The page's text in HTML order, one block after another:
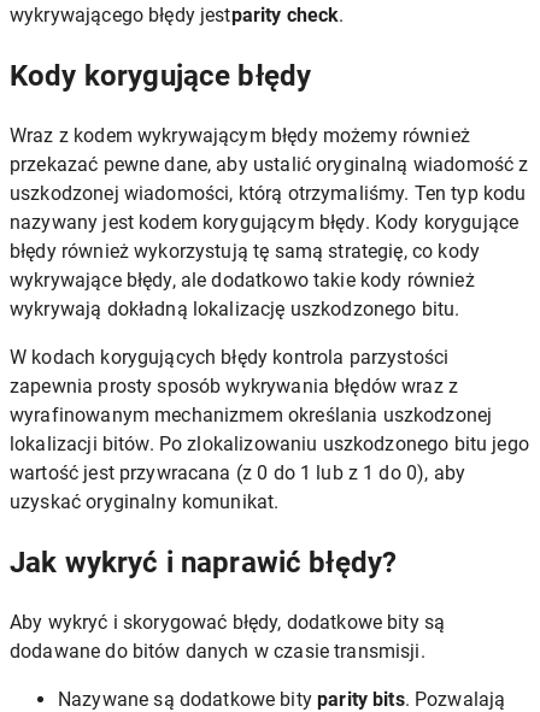
wykrywającego błędy jestparity check.
Kody korygujące błędy
Wraz z kodem wykrywającym błędy możemy również
przekazać pewne dane, aby ustalić oryginalną wiadomość z
uszkodzonej wiadomości, którą otrzymaliśmy. Ten typ kodu
nazywany jest kodem korygującym błędy. Kody korygujące
błędy również wykorzystują tę samą strategię, co kody
wykrywające błędy, ale dodatkowo takie kody również
wykrywają dokładną lokalizację uszkodzonego bitu.
W kodach korygujących błędy kontrola parzystości
zapewnia prosty sposób wykrywania błędów wraz z
wyrafinowanym mechanizmem określania uszkodzonej
lokalizacji bitów. Po zlokalizowaniu uszkodzonego bitu jego
wartość jest przywracana (z 0 do 1 lub z 1 do 0), aby
uzyskać oryginalny komunikat.
Jak wykryć i naprawić błędy?
Aby wykryć i skorygować błędy, dodatkowe bity są
dodawane do bitów danych w czasie transmisji.
Nazywane są dodatkowe bityparity bits. Pozwalają